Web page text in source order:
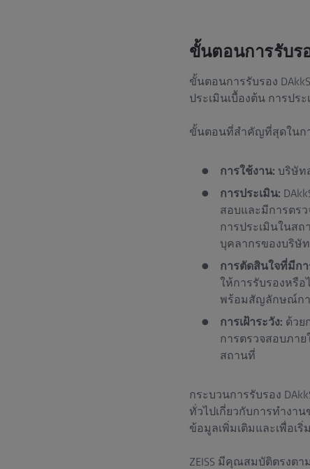
ขั้นตอนการรับร
ขั้นตอนการรับรอง
ประเมินเบื้องต้น การปร
ขั้นตอนที่สำคัญที่สุดในกา
การใช้งาน:บริษัท
การประเมิน:
สอบและมีการตร
การประเมินในส
บุคลากรของบริษัท
การตัดสินใจที่มีกา
ให้การรับรองหรือ
พร้อมสัญลักษณ์กา
การเฝ้าระวัง: ด้วย
การตรวจสอบภา
สถานที่
กระบวนการรับรอง
ทั่วไปเกี่ยวกับการทำงาน
ข้อมูลเพิ่มเติมและเพื่อเริ่
ZEISS มีคุณสมบัติตรงต